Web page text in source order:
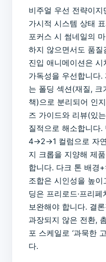
비주얼 우선 전략이
가시적 시스템 상태
포커스 시 썸네일의
하지 않으면서도 품
진입 애니메이션은
가독성을 우선합니다
는 폴딩 섹션(재질, 크
책)으로 분리되어 인
즈 가이드와 리뷰(있
질적으로 해소합니다.
4→2→1 컬럼으로 자
지 크롭을 지양해 제
합니다. 다크 톤 배경
조합은 시인성을 높
딩은 프리로드·프리
보완해야 합니다. 결
과장되지 않은 전환,
포 스케일로 ‘과묵한
다.